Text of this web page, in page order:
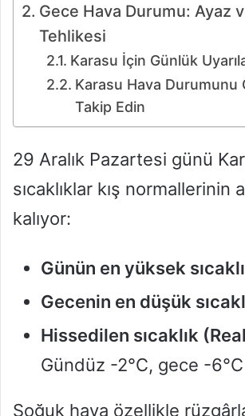
Gece Hava Durumu: Ayaz
Tehlikesi
Karasu İçin Günlük
Karasu Hava Durumunu
Takip Edin
29 Aralık Pazartesi günü
sıcaklıklar kış normallerinin
kalıyor:
Günün en yüksek
Gecenin en düşük
Hissedilen sıcaklık
Gündüz -2°C, gece -6°C
Soğuk hava özellikle